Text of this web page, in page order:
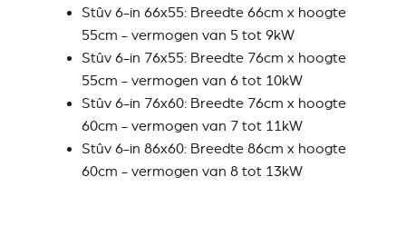
Stûv 6-in 66x55: Breedte 66cm x hoogte
55cm - vermogen van 5 tot 9kW
Stûv 6-in 76x55: Breedte 76cm x hoogte
55cm - vermogen van 6 tot 10kW
Stûv 6-in 76x60: Breedte 76cm x hoogte
60cm - vermogen van 7 tot 11kW
Stûv 6-in 86x60: Breedte 86cm x hoogte
60cm - vermogen van 8 tot 13kW